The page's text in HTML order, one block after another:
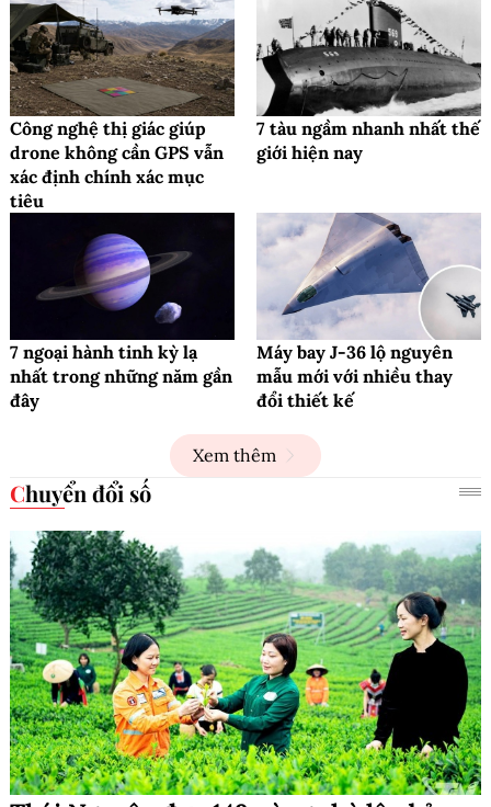
Công nghệ thị giác giúp
drone không cần GPS vẫn
xác định chính xác mục
tiêu
7 tàu ngầm nhanh nhất thế
giới hiện nay
7 ngoại hành tinh kỳ lạ
nhất trong những năm gần
đây
Máy bay J-36 lộ nguyên
mẫu mới với nhiều thay
đổi thiết kế
Xem thêm
Chuyển đổi số